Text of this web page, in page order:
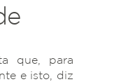
que, para
e isto, diz